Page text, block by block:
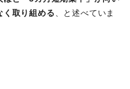
く取り組める 、と述べていま